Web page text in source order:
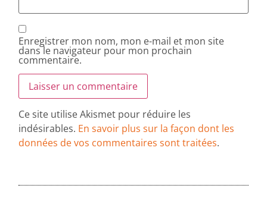
Enregistrer mon nom, mon e-mail et mon site
dans le navigateur pour mon prochain
commentaire.
Ce site utilise Akismet pour réduire les
indésirables. En savoir plus sur la façon dont les
données de vos commentaires sont traitées.